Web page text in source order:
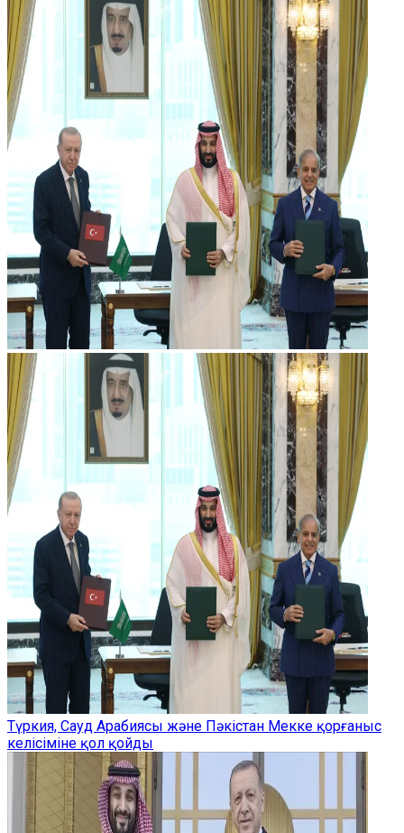
Түркия, Сауд Арабиясы және Пәкістан Мекке қорғаныс
келісіміне қол қойды